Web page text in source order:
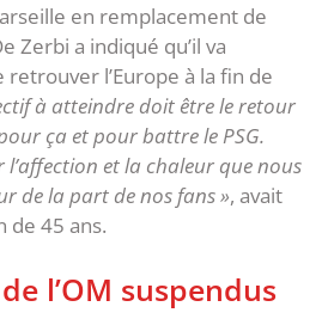
en remplacement de
Zerbi a indiqué qu’il va
retrouver l’Europe à la fin de
à atteindre doit être le retour
ça et pour battre le PSG.
l’affection et la chaleur que nous
de la part de nos fans », avait
de 45 ans.
l’OM suspendus